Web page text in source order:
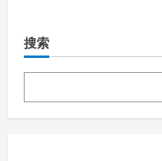
搜索